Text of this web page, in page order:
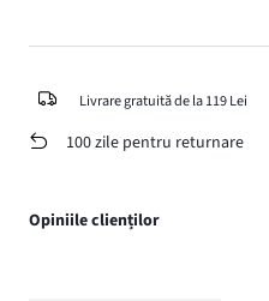
Livrare gratuită de la 119 Lei
100 zile pentru returnare
Opiniile clienților